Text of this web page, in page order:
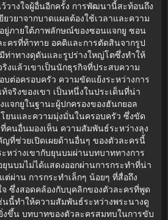
วางใจผู้อื่นอีกครั้ง การพัฒนานี้สะท้อนถึง
วยาจากบาดแผลต้องใช้เวลาและความ
ยู่ภายใต้ภาพลักษณ์ของซอนแจกยู ซอน
ะครที่ท้าทาย อคติและการตัดสินจากรูป
ท่าทางดุดันและรูปร่างใหญ่โตซึ่งทำให้
ริงแล้วเขาเป็นนักธุรกิจที่ประสบความ
บต่อครอบครัว ความขัดแย้งระหว่างการ
จริงของเขา เป็นหนึ่งในประเด็นที่น่า
จกยูในฐานะผู้ปกครองของฮันกยอล
ยนและความมุ่งมั่นในครอบครัว ซึ่งขัด
นอื่นมองเห็น ความสัมพันธ์ระหว่างลุง
ที่ช่วยเปิดเผยด้านอื่นๆ ของตัวละครนี้
หว่างเขากับยุนบมผ่านบทบาททางการ
นบมไม่ได้แสดงออกผ่านการกระทำที่น่า
ผ่าน การกระทำเล็กๆ น้อยๆ ที่สื่อถึง
จ ซึ่งสอดคล้องกับบุคลิกของตัวละครที่พูด
นี้ทำให้ความสัมพันธ์ระหว่างพระนางดู
งขึ้น บทบาทของตัวละครสมทบในการขับ